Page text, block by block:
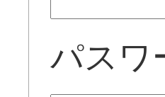
パスワ